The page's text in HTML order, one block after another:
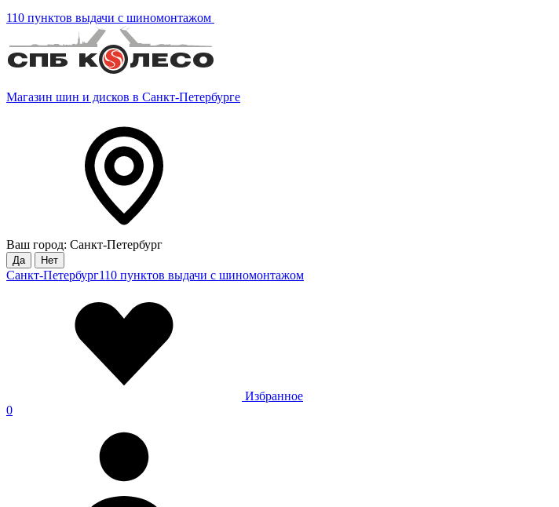
110 пунктов выдачи с шиномонтажом
Магазин шин и дисков в Санкт-Петербурге
Ваш город: Санкт-Петербург
Да Нет
Санкт-Петербург110 пунктов выдачи с шиномонтажом
Избранное
0